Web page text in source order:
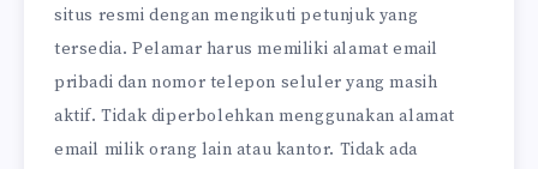
situs resmi dengan mengikuti petunjuk yang
tersedia. Pelamar harus memiliki alamat email
pribadi dan nomor telepon seluler yang masih
aktif. Tidak diperbolehkan menggunakan alamat
email milik orang lain atau kantor. Tidak ada